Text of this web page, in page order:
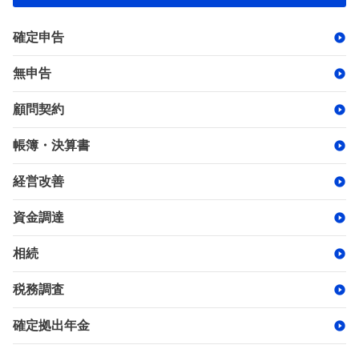
確定申告
無申告
顧問契約
帳簿・決算書
経営改善
資金調達
相続
税務調査
確定拠出年金